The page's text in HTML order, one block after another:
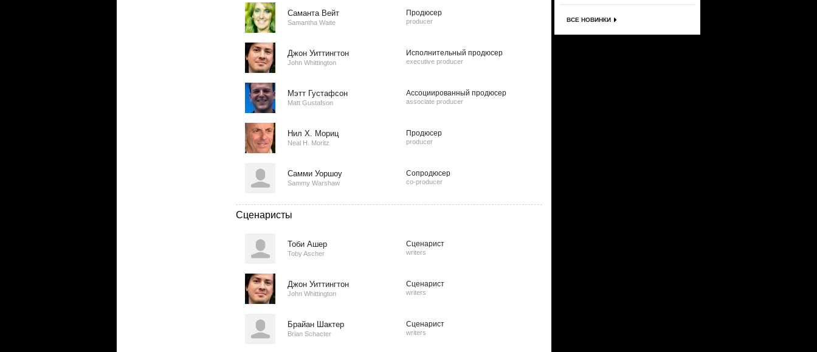
Саманта Вейт
Samantha Waite
Продюсер
producer
Джон Уиттингтон
John Whittington
Исполнительный продюсер
executive producer
Мэтт Густафсон
Matt Gustafson
Ассоциированный продюсер
associate producer
Нил Х. Мориц
Neal H. Moritz
Продюсер
producer
Самми Уоршоу
Sammy Warshaw
Сопродюсер
co-producer
Сценаристы
Тоби Ашер
Toby Ascher
Сценарист
writers
Джон Уиттингтон
John Whittington
Сценарист
writers
Брайан Шактер
Brian Schacter
Сценарист
writers
ВСЕ НОВИНКИ